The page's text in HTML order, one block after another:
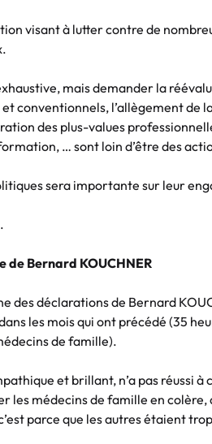
visant à lutter contre de
mais demander la
conventionnels, l’allègement de
des plus-values
… sont loin d’être des
sera importante sur leur
de Bernard KOUCHNER
des déclarations de Bernard
les mois qui ont précédé (35
de famille).
et brillant, n’a pas réussi
les médecins de famille en
parce que les autres étaient